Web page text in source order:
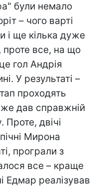
були немало
– чого варті
і ще кілька дуже
проте все, на що
гол Андрія
У результаті –
проходять
дав справжній
Проте, двічі
Мирона
програли з
все – краще
Едмар реалізував